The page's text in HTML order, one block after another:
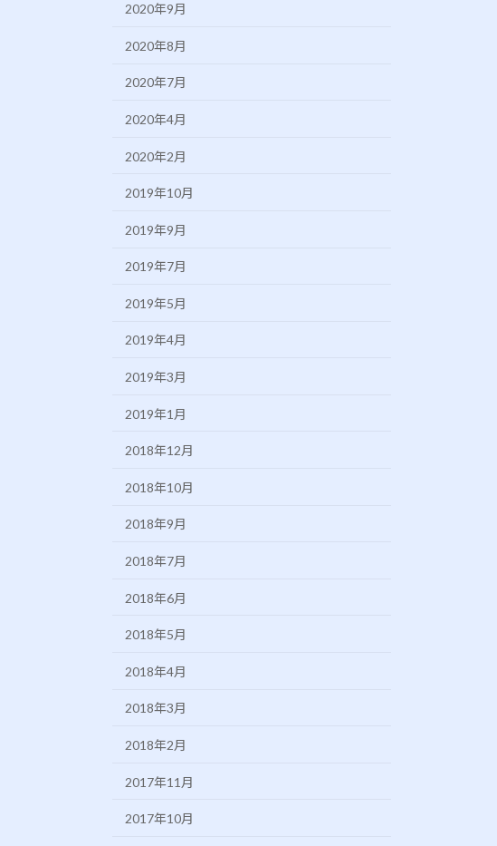
2020年9月
2020年8月
2020年7月
2020年4月
2020年2月
2019年10月
2019年9月
2019年7月
2019年5月
2019年4月
2019年3月
2019年1月
2018年12月
2018年10月
2018年9月
2018年7月
2018年6月
2018年5月
2018年4月
2018年3月
2018年2月
2017年11月
2017年10月